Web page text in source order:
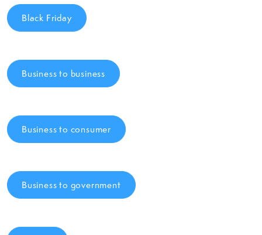
Black Friday
Business to business
Business to consumer
Business to government